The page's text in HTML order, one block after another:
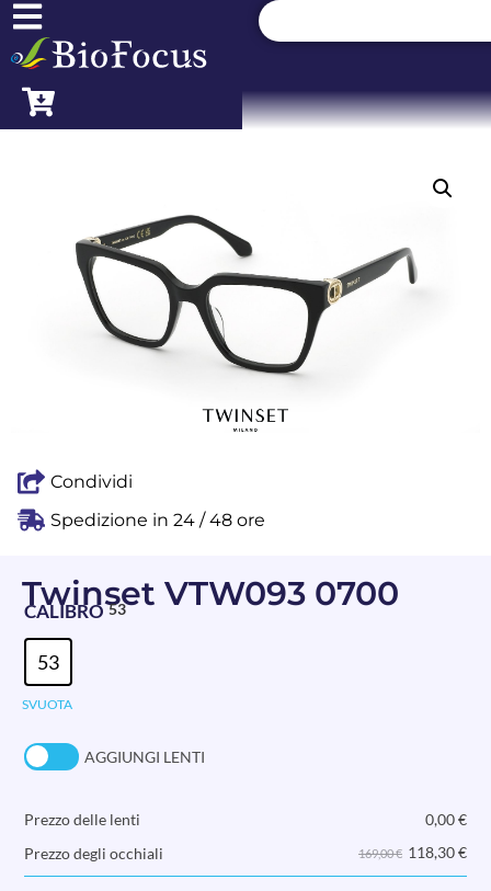
Condividi
Spedizione in 24 / 48 ore
Twinset VTW093 0700
CALIBRO 53
53
SVUOTA
AGGIUNGI LENTI
Prezzo delle lenti 0,00€
Prezzo degli occhiali
169,00 € 118,30€